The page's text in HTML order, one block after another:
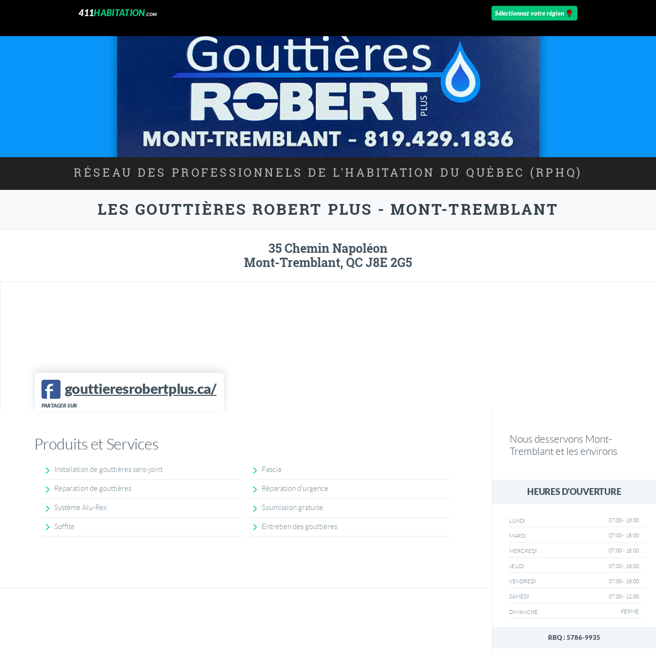
411HABITATION .COM
RÉSEAU DES PROFESSIONNELS DE L'HABITATION DU QUÉBEC (RPHQ)
LES GOUTTIÈRES ROBERT PLUS - MONT-TREMBLANT
35 Chemin Napoléon
Mont-Tremblant, QC J8E 2G5
gouttieresrobertplus.ca/
PARTAGER SUR
Produits et Services
Installation de gouttières sans-joint
Réparation de gouttières
Système Alu-Rex
Soffite
Fascia
Réparation d'urgence
Soumission gratuite
Entretien des gouttières
Nous desservons Mont-
Tremblant et les environs
HEURES D'OUVERTURE
LUNDI 07:00 - 18:00
MARDI 07:00 - 18:00
MERCREDI 07:00 - 18:00
JEUDI 07:00 - 18:00
VENDREDI 07:00 - 18:00
SAMEDI 07:00 - 12:00
DIMANCHE FERMÉ
RBQ : 5786-9935